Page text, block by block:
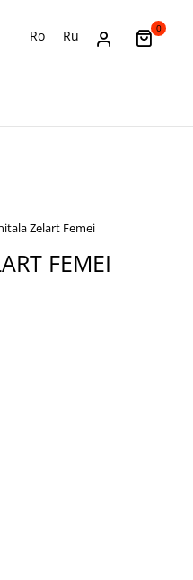
Ro Ru 0
Zelart Femei
FEMEI